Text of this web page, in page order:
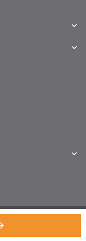
Webshop von der